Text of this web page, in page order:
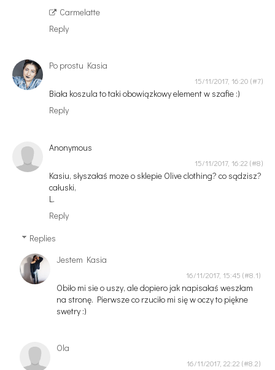
Carmelatte
Reply
Po prostu Kasia
15/11/2017, 16:20
Biała koszula to taki obowiązkowy element w szafie :)
Reply
Anonymous
15/11/2017, 16:22
Kasiu, słyszałaś moze o sklepie Olive clothing? co sądzisz?
całuski,
L.
Reply
Replies
Jestem Kasia
16/11/2017, 15:45
Obiło mi sie o uszy, ale dopiero jak napisałaś weszłam
na stronę. Pierwsze co rzuciło mi się w oczy to piękne
swetry :)
Ola
16/11/2017, 22:22